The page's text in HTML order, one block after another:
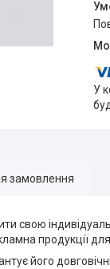
У
замовлення
свою
продукції для
його